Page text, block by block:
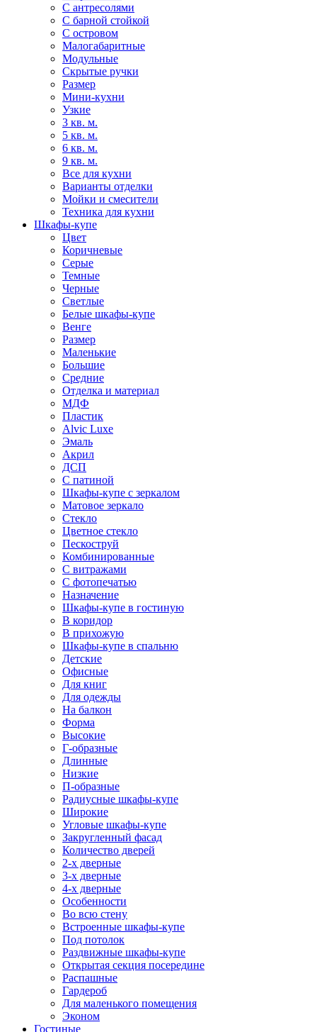
С антресолями
С барной стойкой
С островом
Малогабаритные
Модульные
Скрытые ручки
Размер
Мини-кухни
Узкие
3 кв. м.
5 кв. м.
6 кв. м.
9 кв. м.
Все для кухни
Варианты отделки
Мойки и смесители
Техника для кухни
Шкафы-купе
Цвет
Коричневые
Серые
Темные
Черные
Светлые
Белые шкафы-купе
Венге
Размер
Маленькие
Большие
Средние
Отделка и материал
МДФ
Пластик
Alvic Luxe
Эмаль
Акрил
ДСП
С патиной
Шкафы-купе с зеркалом
Матовое зеркало
Стекло
Цветное стекло
Пескоструй
Комбинированные
С витражами
С фотопечатью
Назначение
Шкафы-купе в гостиную
В коридор
В прихожую
Шкафы-купе в спальню
Детские
Офисные
Для книг
Для одежды
На балкон
Форма
Высокие
Г-образные
Длинные
Низкие
П-образные
Радиусные шкафы-купе
Широкие
Угловые шкафы-купе
Закругленный фасад
Количество дверей
2-х дверные
3-х дверные
4-х дверные
Особенности
Во всю стену
Встроенные шкафы-купе
Под потолок
Раздвижные шкафы-купе
Открытая секция посередине
Распашные
Гардероб
Для маленького помещения
Эконом
Гостиные